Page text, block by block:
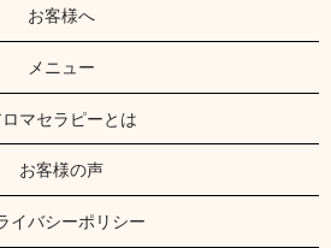
お客様へ
メニュー
ロマセラピーとは
お客様の声
イバシーポリシー